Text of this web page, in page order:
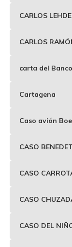
CARLOS
CARLOS
carta del
Cartagena
Caso avión
CASO
CASO
CASO
CASO DEL